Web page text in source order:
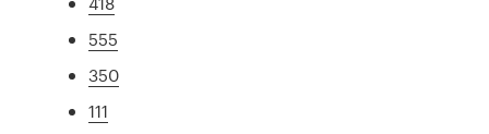
555
350
111